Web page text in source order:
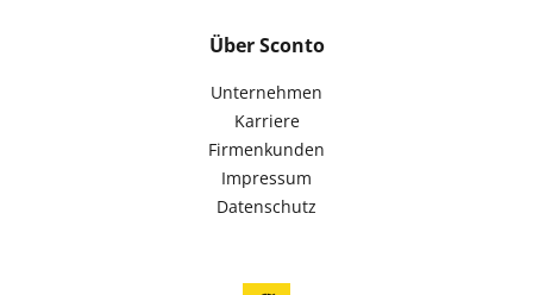
Über Sconto
Unternehmen
Karriere
Firmenkunden
Impressum
Datenschutz